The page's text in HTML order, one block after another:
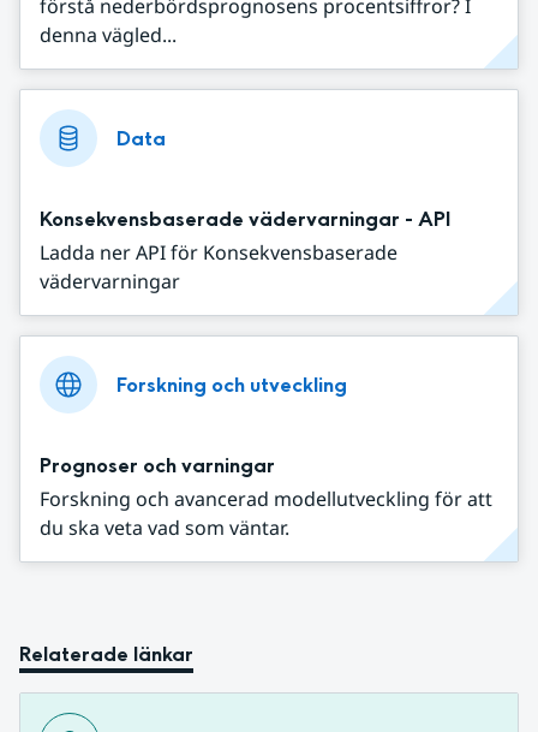
förstå nederbördsprognosens procentsiffror? I
denna vägled...
Data
Konsekvensbaserade vädervarningar - API
Ladda ner API för Konsekvensbaserade
vädervarningar
Forskning och utveckling
Prognoser och varningar
Forskning och avancerad modellutveckling för att
du ska veta vad som väntar.
Relaterade länkar